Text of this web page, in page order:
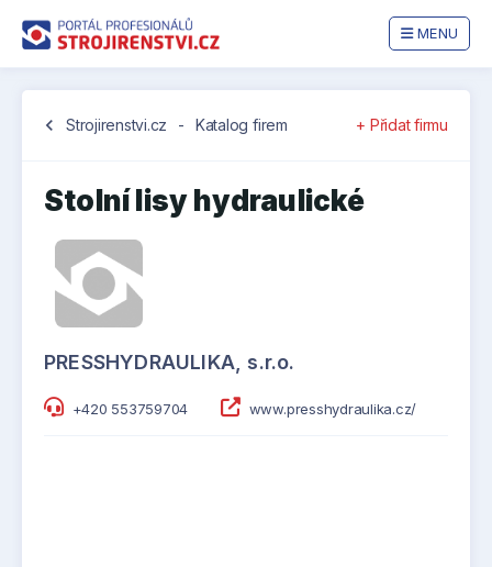
MENU
chevron_left Strojirenstvi.cz - Katalog firem + Přidat firmu
Stolní lisy hydraulické
PRESSHYDRAULIKA, s.r.o.
+420 553759704 www.presshydraulika.cz/